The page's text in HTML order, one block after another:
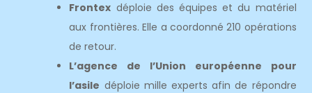
Frontex déploie des équipes et du matériel
aux frontières. Elle a coordonné 210 opérations
de retour.
L’agence de l’Union européenne pour
l’asile déploie mille experts afin de répondre